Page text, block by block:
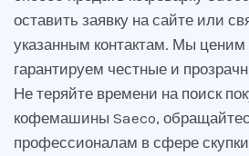
оставить заявку на сайте или
указанным контактам. Мы ценим
гарантируем честные и
Не теряйте времени на поиск
кофемашины Saeco,
профессионалам в сфере